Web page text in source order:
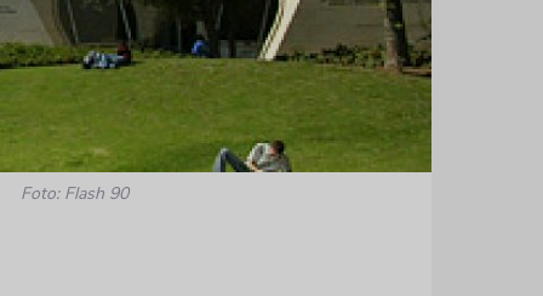
Foto: Flash 90